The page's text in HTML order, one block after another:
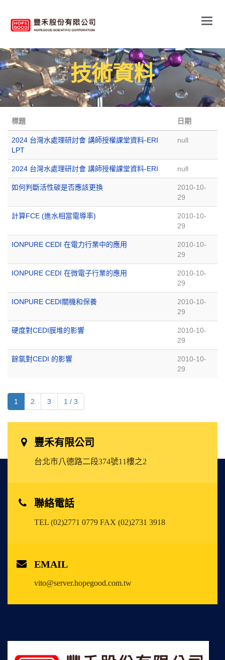
Main
Menu
技術資料
標題 日期
2024 台灣水處理研討會 講師授權課堂資料-ERI
LPT
null
2024 台灣水處理研討會 講師授權課堂資料-ERI null
如何判斷活性碳是否應該更換
2010-10-
29
計算FCE (進水相當電導率)
2010-10-
29
IONPURE CEDI 在電力行業中的應用
2010-10-
29
IONPURE CEDI 在微電子行業的應用
2010-10-
29
IONPURE CEDI關機和保養
2010-10-
29
硬度對CEDI膜堆的影響
2010-10-
29
餘氯對CEDI 的影響
2010-10-
29
1 2 3 1 / 3
豐禾有限公司
台北市八德路二段374號11樓之2
聯絡電話
TEL (02)2771 0779 FAX (02)2731 3918
EMAIL
vito@server.hopegood.com.tw